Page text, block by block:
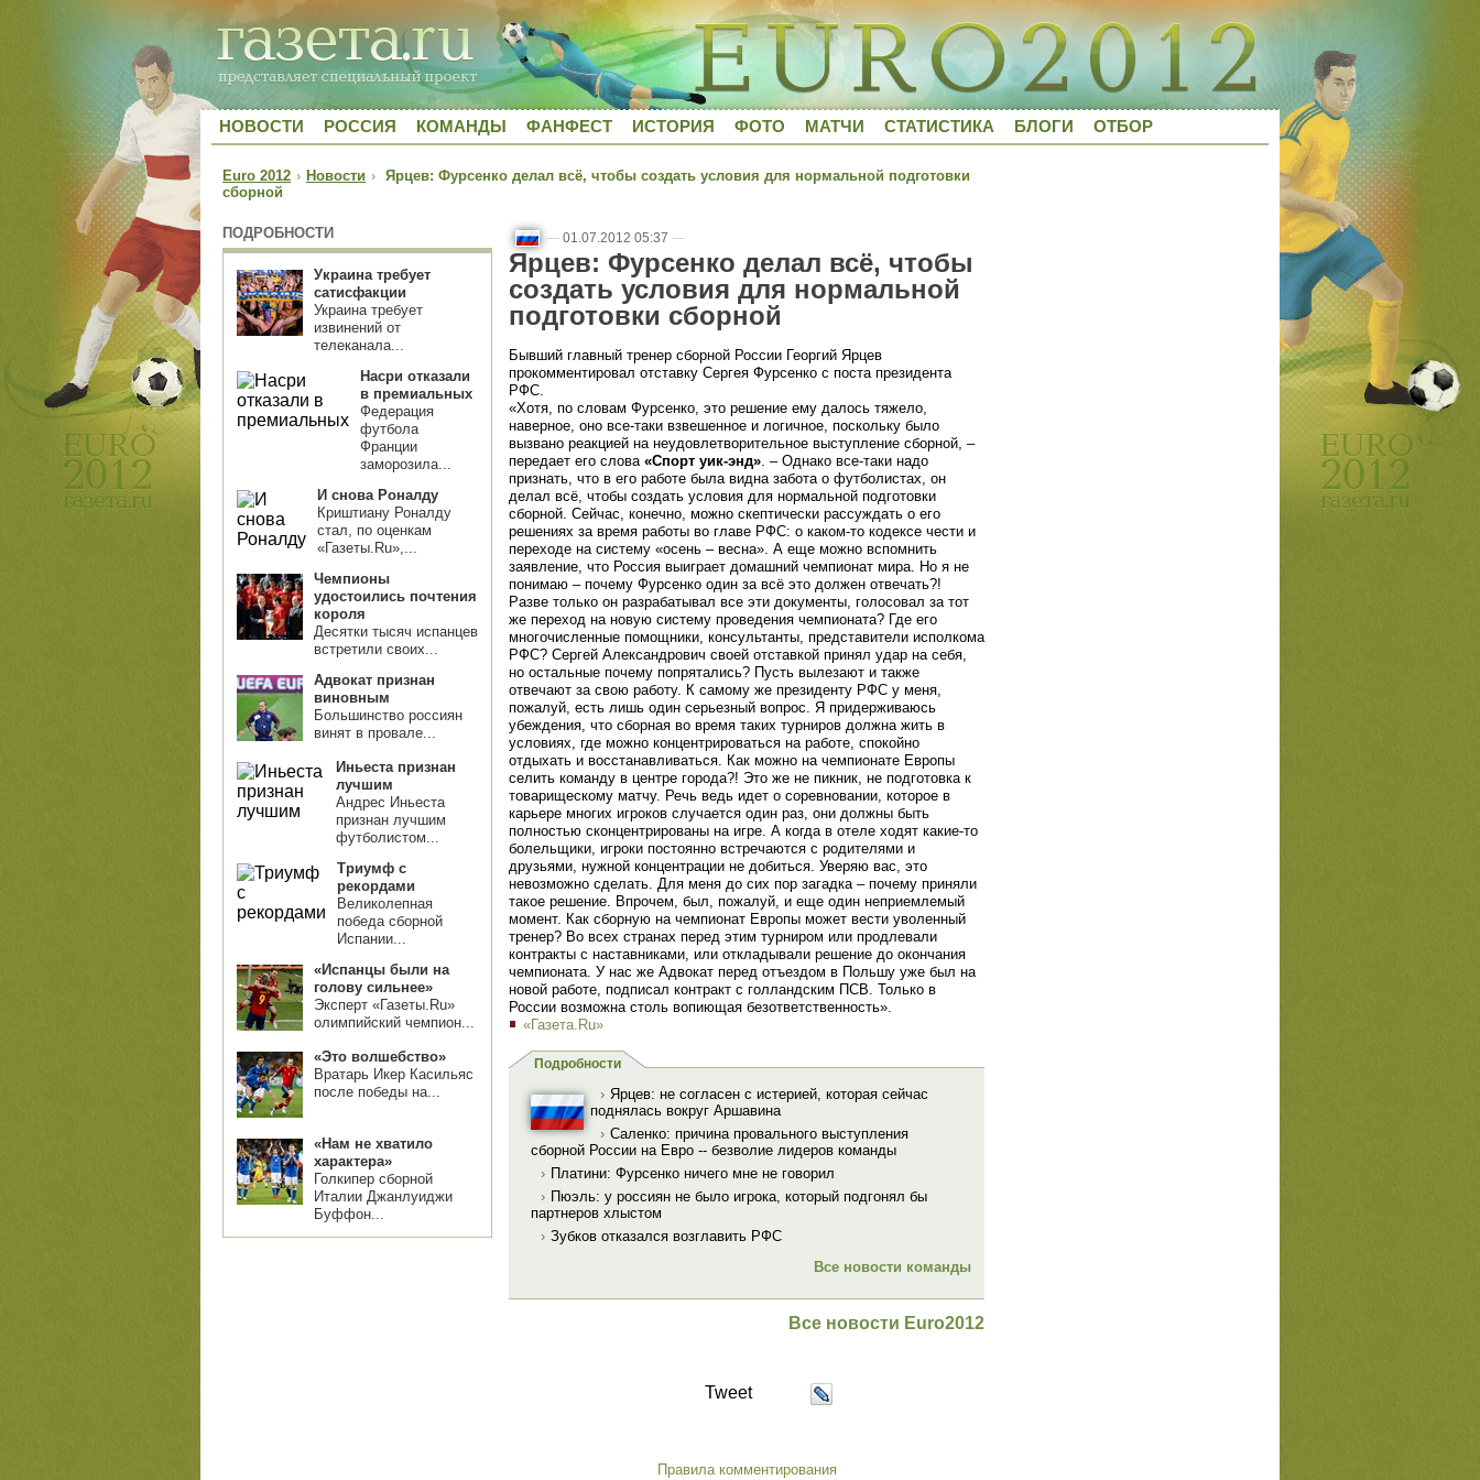
НОВОСТИ РОССИЯ КОМАНДЫ ФАНФЕСТ ИСТОРИЯ ФОТО МАТЧИ СТАТИСТИКА БЛОГИ ОТБОР
Euro 2012 › Новости › Ярцев: Фурсенко делал всё, чтобы создать условия для нормальной подготовки
сборной
ПОДРОБНОСТИ
Украина требует
сатисфакции
Украина требует
извинений от
телеканала...
Насри отказали
в премиальных
Федерация
футбола
Франции
заморозила...
И снова Роналду
Криштиану Роналду
стал, по оценкам
«Газеты.Ru»,...
Чемпионы
удостоились почтения
короля
Десятки тысяч испанцев
встретили своих...
Адвокат признан
виновным
Большинство россиян
винят в провале...
Иньеста признан
лучшим
Андрес Иньеста
признан лучшим
футболистом...
Триумф с
рекордами
Великолепная
победа сборной
Испании...
«Испанцы были на
голову сильнее»
Эксперт «Газеты.Ru»
олимпийский чемпион...
«Это волшебство»
Вратарь Икер Касильяс
после победы на...
«Нам не хватило
характера»
Голкипер сборной
Италии Джанлуиджи
Буффон...
— 01.07.2012 05:37 —
Ярцев: Фурсенко делал всё, чтобы
создать условия для нормальной
подготовки сборной
Бывший главный тренер сборной России Георгий Ярцев
прокомментировал отставку Сергея Фурсенко с поста президента
РФС.
«Хотя, по словам Фурсенко, это решение ему далось тяжело,
наверное, оно все-таки взвешенное и логичное, поскольку было
вызвано реакцией на неудовлетворительное выступление сборной, –
передает его слова «Спорт уик-энд» . – Однако все-таки надо
признать, что в его работе была видна забота о футболистах, он
делал всё, чтобы создать условия для нормальной подготовки
сборной. Сейчас, конечно, можно скептически рассуждать о его
решениях за время работы во главе РФС: о каком-то кодексе чести и
переходе на систему «осень – весна». А еще можно вспомнить
заявление, что Россия выиграет домашний чемпионат мира. Но я не
понимаю – почему Фурсенко один за всё это должен отвечать?!
Разве только он разрабатывал все эти документы, голосовал за тот
же переход на новую систему проведения чемпионата? Где его
многочисленные помощники, консультанты, представители исполкома
РФС? Сергей Александрович своей отставкой принял удар на себя,
но остальные почему попрятались? Пусть вылезают и также
отвечают за свою работу. К самому же президенту РФС у меня,
пожалуй, есть лишь один серьезный вопрос. Я придерживаюсь
убеждения, что сборная во время таких турниров должна жить в
условиях, где можно концентрироваться на работе, спокойно
отдыхать и восстанавливаться. Как можно на чемпионате Европы
селить команду в центре города?! Это же не пикник, не подготовка к
товарищескому матчу. Речь ведь идет о соревновании, которое в
карьере многих игроков случается один раз, они должны быть
полностью сконцентрированы на игре. А когда в отеле ходят какие-то
болельщики, игроки постоянно встречаются с родителями и
друзьями, нужной концентрации не добиться. Уверяю вас, это
невозможно сделать. Для меня до сих пор загадка – почему приняли
такое решение. Впрочем, был, пожалуй, и еще один неприемлемый
момент. Как сборную на чемпионат Европы может вести уволенный
тренер? Во всех странах перед этим турниром или продлевали
контракты с наставниками, или откладывали решение до окончания
чемпионата. У нас же Адвокат перед отъездом в Польшу уже был на
новой работе, подписал контракт с голландским ПСВ. Только в
России возможна столь вопиющая безответственность».
«Газета.Ru»
Подробности
› Ярцев: не согласен с иcтерией, которая сейчас
поднялась вокруг Аршавина
› Саленко: причина провального выступления
сборной России на Евро -- безволие лидеров команды
› Платини: Фурсенко ничего мне не говорил
› Пюэль: у россиян не было игрока, который подгонял бы
партнеров хлыстом
› Зубков отказался возглавить РФС
Все новости команды
Все новости Euro2012
Tweet
Правила комментирования